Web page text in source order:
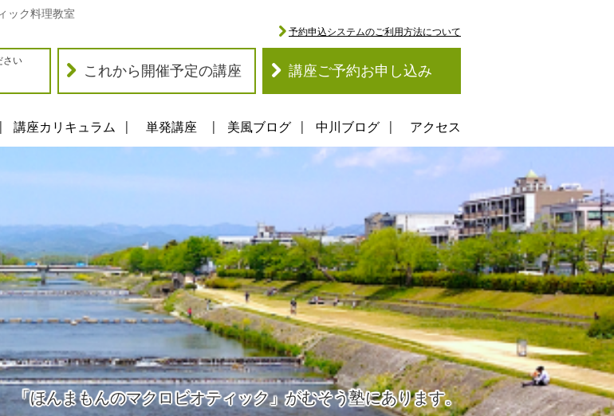
ック料理教室
さい
これから開催予定の講座 講座ご予約お申し込み
予約申込システムのご利用方法について
講座カリキュラム 単発講座 美風ブログ 中川ブログ アクセス
「ほんまもんのマクロビオティック」がむそう塾にあります。